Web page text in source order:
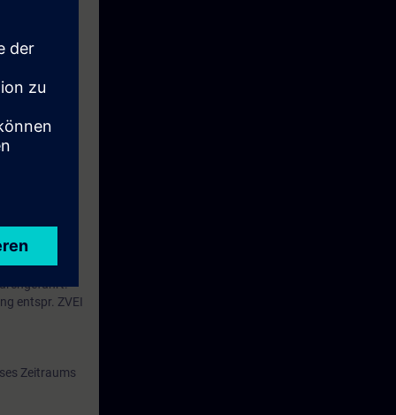
gewählte
entspr. ZVEI
Zeitraums